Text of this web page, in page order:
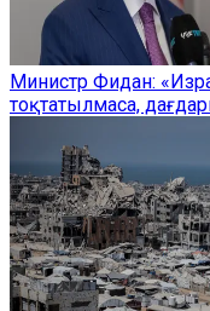
Министр Фидан:
тоқтатылмаса,